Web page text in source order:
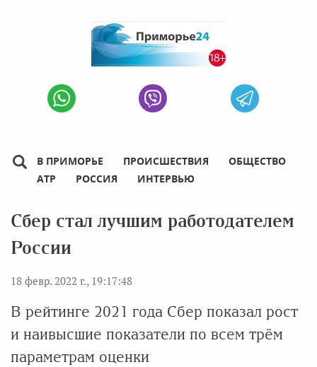
В ПРИМОРЬЕ ПРОИСШЕСТВИЯ
ОБЩЕСТВО
АТР
РОССИЯ ИНТЕРВЬЮ
Сбер стал лучшим работодателем
России
18 февр. 2022 г., 19:17:48
В рейтинге 2021 года Сбер показал рост
и наивысшие показатели по всем трём
параметрам оценки